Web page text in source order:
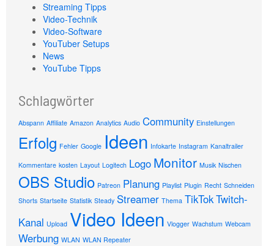
Streaming Tipps
Video-Technik
Video-Software
YouTuber Setups
News
YouTube Tipps
Schlagwörter
Abspann Affiliate Amazon Analytics Audio Community Einstellungen
Erfolg Fehler Google Ideen Infokarte Instagram Kanaltrailer
Kommentare kosten Layout Logitech Logo Monitor Musik Nischen
OBS Studio Patreon Planung Playlist Plugin Recht Schneiden
Shorts Startseite Statistik Steady Streamer Thema TikTokTwitch-
Kanal Upload Video Ideen Vlogger Wachstum Webcam
Werbung WLAN WLAN Repeater